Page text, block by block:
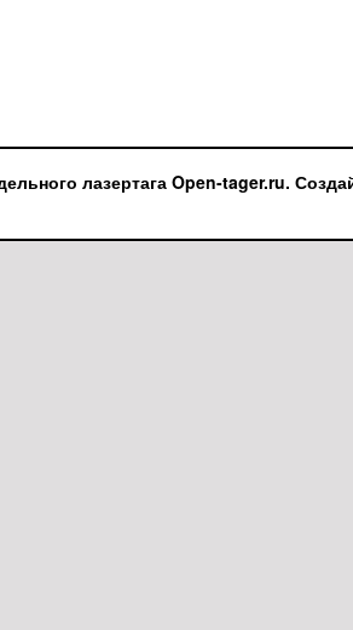
лазертага Open-tager.ru.